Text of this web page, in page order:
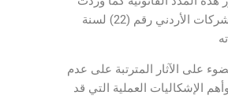
في قانون الشركات الأردني رقم (22) لسنة
على الآثار المترتبة على عدم
وأهم الإشكاليات العملية التي قد